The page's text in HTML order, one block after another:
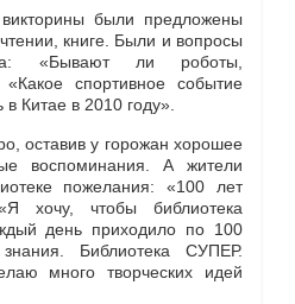
были предложены
книге. Были и вопросы
«Бывают ли роботы,
спортивное событие
Китае в 2010 году».
оставив у горожан хорошее
воспоминания. А жители
пожелания: «100 лет
хочу, чтобы библиотека
день приходило по 100
Библиотека СУПЕР.
много творческих идей